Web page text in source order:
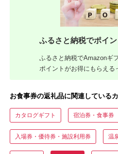
ふるさと納税でポイン
ふるさと納税でAmazonギ
ポイントがお得にもらえる
お食事券の返礼品に関連している
カタログギフト 宿泊券・食事券
入場券・優待券・施設利用券 温